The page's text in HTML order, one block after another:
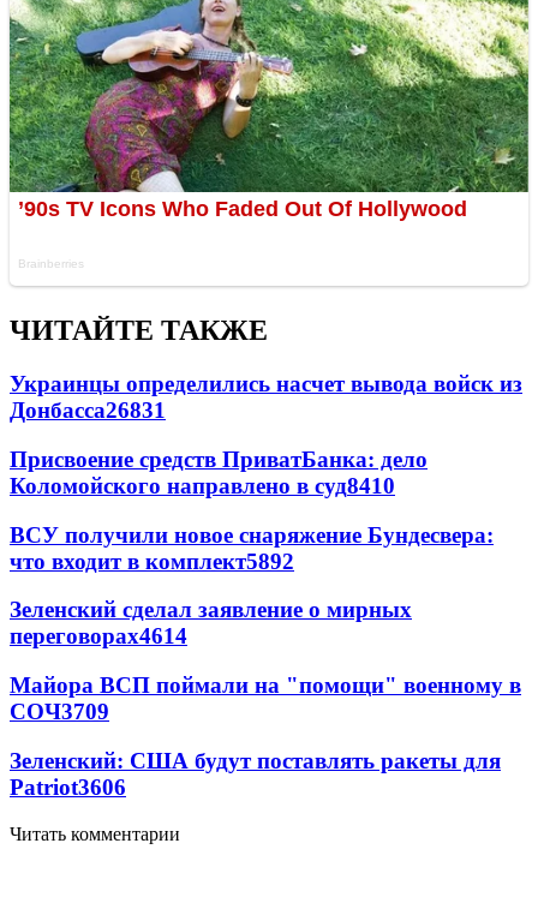
ЧИТАЙТЕ ТАКЖЕ
Украинцы определились насчет вывода войск из
Донбасса26831
Присвоение средств ПриватБанка: дело
Коломойского направлено в суд8410
ВСУ получили новое снаряжение Бундесвера:
что входит в комплект5892
Зеленский сделал заявление о мирных
переговорах4614
Майора ВСП поймали на "помощи" военному в
СОЧ3709
Зеленский: США будут поставлять ракеты для
Patriot3606
Читать комментарии